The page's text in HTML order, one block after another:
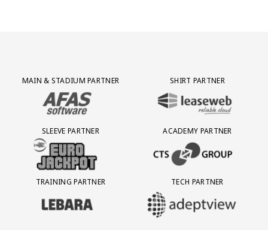
Partner Logos Grid
MAIN & STADIUM PARTNER
BEZOEK ONZE MAIN & STADIUM PARTNER AFAS SOFTWARE
SHIRT PARTNER
BEZOEK ONZE SHIRT PARTNER
SLEEVE PARTNER
BEZOEK ONZE SLEEVE PARTNER EUROJACKPOT
ACADEMY PARTNER
BEZOEK ONZE ACADEMY
TRAINING PARTNER
BEZOEK ONZE TRAINING PARTNER LEBARA
TECH PARTNER
BEZOEK ONZE TECH PARTNER